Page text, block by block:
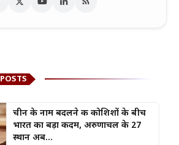
POSTS
चीन के नाम बदलने की कोशिशों के बीच
भारत का बड़ा कदम, अरुणाचल के 27
स्थान अब...